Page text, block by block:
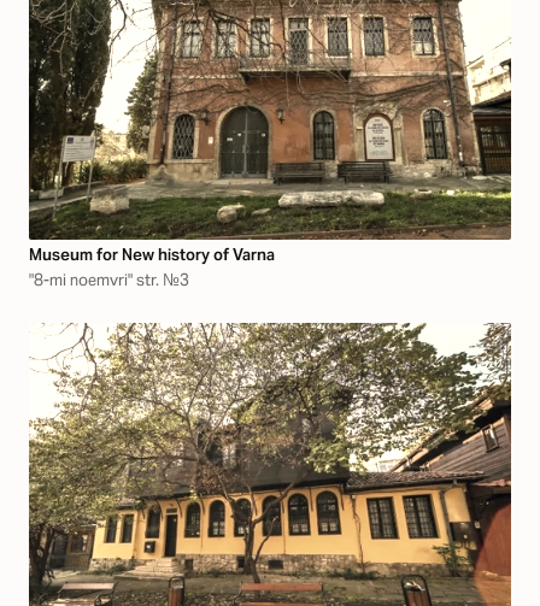
Museum for New history of Varna
"8-mi noemvri" str. №3